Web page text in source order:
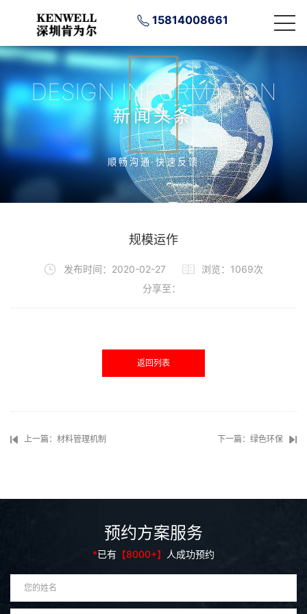
15814008661
DESIGN INFORMATION
新闻头条
顺畅沟通·快速反馈
规模运作
发布时间：2020-02-27
浏览：1069次
分享至：
返回列表
上一篇：材料管理机制 下一篇：绿色环保
预约方案服务
*已有 【8000+】 人成功预约